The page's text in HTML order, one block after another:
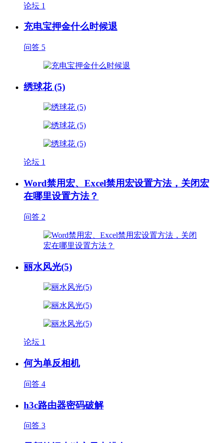
论坛 1
充电宝押金什么时候退
问答 5
绣球花 (5)
论坛 1
Word禁用宏、Excel禁用宏设置方法，关闭宏
在哪里设置方法？
问答 2
丽水风光(5)
论坛 1
何为单反相机
问答 4
h3c路由器密码破解
问答 3